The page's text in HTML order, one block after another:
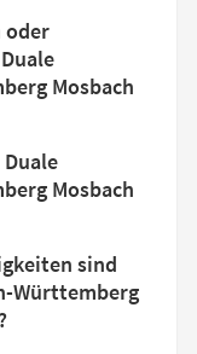
oder
Mosbach
Mosbach
sind
Württemberg